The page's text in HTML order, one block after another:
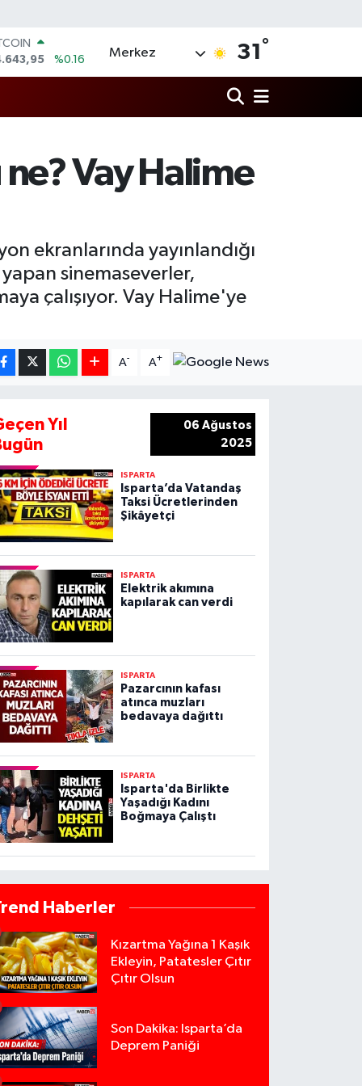
%0.32
Merkez 31 °
Vay Halime
ekranlarında yayınlandığı
sinemaseverler,
çalışıyor. Vay Halime'ye
A- A+
Yıl
06 Ağustos
2025
ISPARTA
Isparta’da Vatandaş
Taksi Ücretlerinden
Şikâyetçi
ISPARTA
Elektrik akımına
kapılarak can verdi
ISPARTA
Pazarcının kafası
atınca muzları
bedavaya dağıttı
ISPARTA
Isparta'da Birlikte
Yaşadığı Kadını
Boğmaya Çalıştı
Haberler
Kızartma Yağına 1 Kaşık
Ekleyin, Patatesler Çıtır
Çıtır Olsun
Son Dakika: Isparta’da
Deprem Paniği